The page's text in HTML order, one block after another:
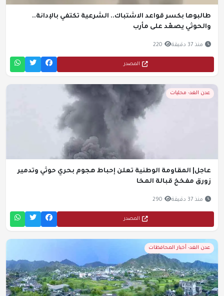
طالبوها بكسر قواعد الاشتباك.. الشرعية تكتفي بالإدانة..
والحوثي يصعّد على مأرب
منذ 37 دقيقة 220
المصدر
عدن الغد- محليات
عاجل| المقاومة الوطنية تعلن إحباط هجوم بحري حوثي وتدمير
زورق مفخخ قبالة المخا
منذ 37 دقيقة 290
المصدر
عدن الغد- أخبار المحافظات